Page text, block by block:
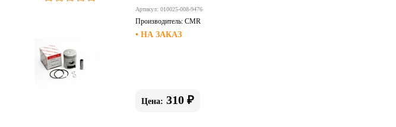
Артикул: 010025-008-9476
Производитель: CMR
• НА ЗАКАЗ
Цена: 310 ₽